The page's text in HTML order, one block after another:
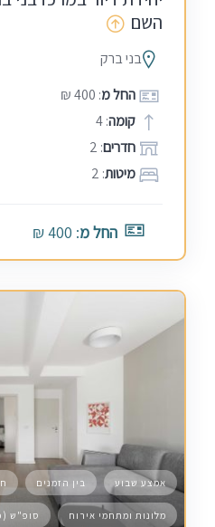
השם
בני ברק
החל מ: 400 ₪
קומה: 4
חדרים: 2
מיטות: 2
החל מ: 400 ₪
אמצע שבוע בין הזמנים
מלונות ומתחמי אירוח סופ"ש